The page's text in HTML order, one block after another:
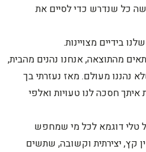
כל שנדרש כדי לסיים את
בידיים מצויינות.
מהתוצאה, אנחנו נהנים מהבית,
נהננו מעולם. מאז נעזרתי בך
איתך חסכה לנו טעויות ואלפי
טלי דוגמא לכל מי שמחפש
קץ, יצירתית וקשובה, שתשים